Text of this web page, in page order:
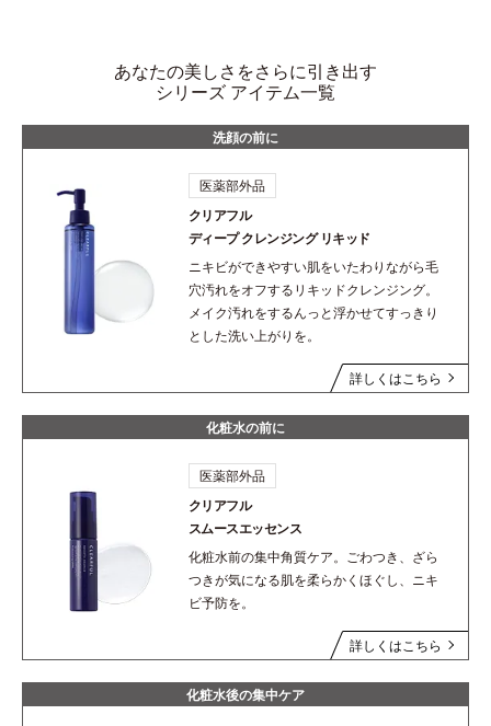
あなたの美しさをさらに引き出す
シリーズ アイテム一覧
洗顔の前に
医薬部外品
クリアフル
ディープクレンジング リキッド
ニキビができやすい肌をいたわりながら毛
穴汚れをオフするリキッドクレンジング。
メイク汚れをするんっと浮かせてすっきり
とした洗い上がりを。
詳しくはこちら
化粧水の前に
医薬部外品
クリアフル
スムースエッセンス
化粧水前の集中角質ケア。ごわつき、ざら
つきが気になる肌を柔らかくほぐし、ニキ
ビ予防を。
詳しくはこちら
化粧水後の集中ケア